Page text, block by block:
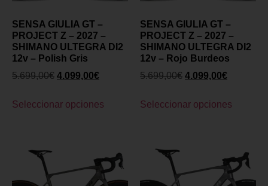
SENSA GIULIA GT –
PROJECT Z – 2027 –
SHIMANO ULTEGRA DI2
12v – Polish Gris
5.699,00€ 4.099,00€
Seleccionar opciones
SENSA GIULIA GT –
PROJECT Z – 2027 –
SHIMANO ULTEGRA DI2
12v – Rojo Burdeos
5.699,00€ 4.099,00€
Seleccionar opciones